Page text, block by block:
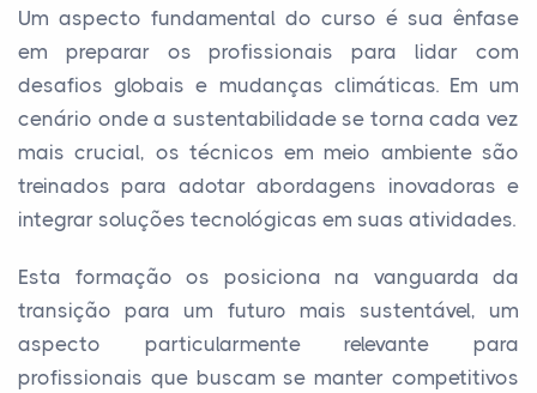
Um aspecto fundamental do curso é sua ênfase
em preparar os profissionais para lidar com
desafios globais e mudanças climáticas. Em um
cenário onde a sustentabilidade se torna cada vez
mais crucial, os técnicos em meio ambiente são
treinados para adotar abordagens inovadoras e
integrar soluções tecnológicas em suas atividades.
Esta formação os posiciona na vanguarda da
transição para um futuro mais sustentável, um
aspecto particularmente relevante para
profissionais que buscam se manter competitivos